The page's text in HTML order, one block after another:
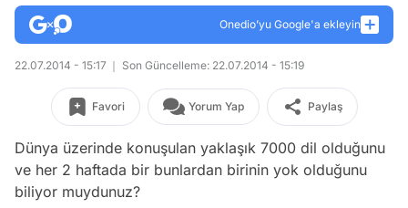
Onedio’yu Google'a ekleyin
22.07.2014 - 15:17 Son Güncelleme: 22.07.2014 - 15:19
Favori Yorum Yap Paylaş
Dünya üzerinde konuşulan yaklaşık 7000 dil olduğunu
ve her 2 haftada bir bunlardan birinin yok olduğunu
biliyor muydunuz?